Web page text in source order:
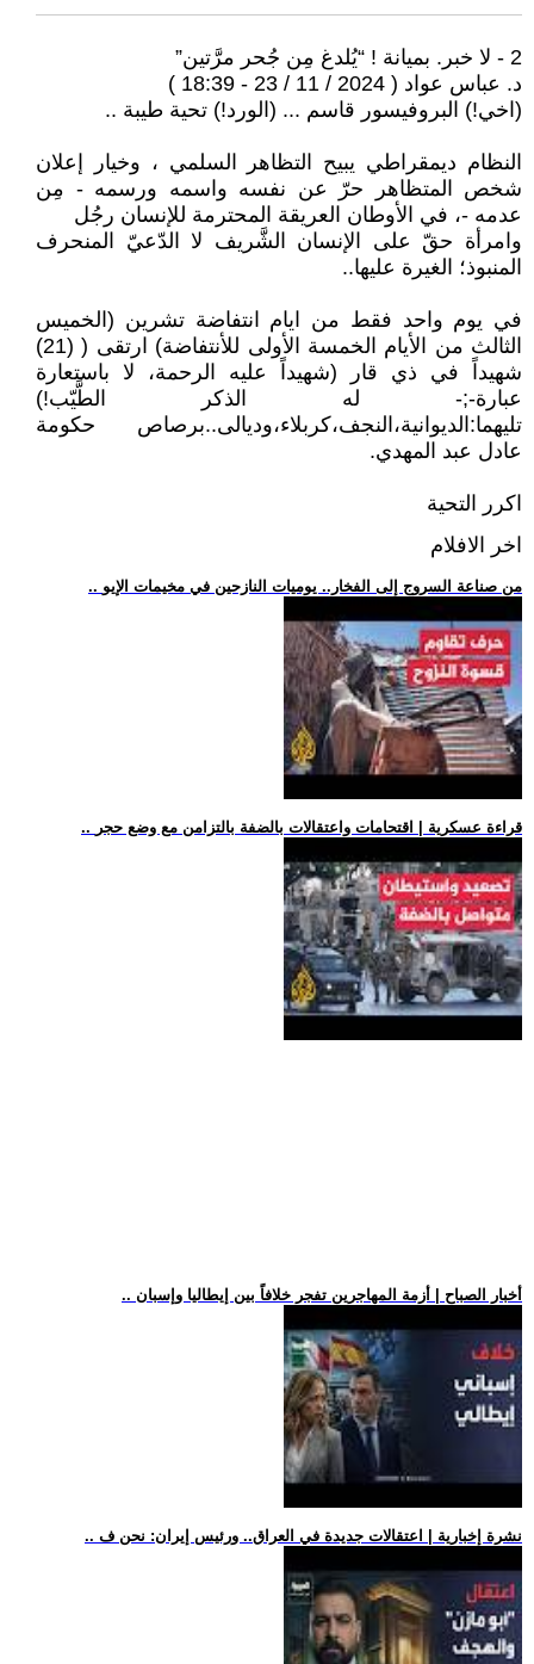
2 - لا خبر. بميانة ! “يُلدغ مِن جُحر مرَّتين”
د. عباس عواد ( 2024 / 11 / 23 - 18:39 )
(اخي!) البروفيسور قاسم ... (الورد!) تحية طيبة ..
النظام ديمقراطي يبيح التظاهر السلمي ، وخيار إعلان
شخص المتظاهر حرّ عن نفسه واسمه ورسمه - مِن
عدمه -، في الأوطان العريقة المحترمة للإنسان رجُل
وامرأة حقّ على الإنسان الشَّريف لا الدّعيّ المنحرف
المنبوذ؛ الغيرة عليها..
في يوم واحد فقط من ايام انتفاضة تشرين (الخميس
الثالث من الأيام الخمسة الأولى للأنتفاضة) ارتقى ( (21)
شهيداً في ذي قار (شهيداً عليه الرحمة، لا باستعارة
عبارة-;- له الذكر الطَّيّب!)
تليهما:الديوانية،النجف،كربلاء،وديالى..برصاص حكومة
عادل عبد المهدي.
اكرر التحية
اخر الافلام
.. من صناعة السروج إلى الفخار.. يوميات النازحين في مخيمات الإيو
.. قراءة عسكرية | اقتحامات واعتقالات بالضفة بالتزامن مع وضع حجر
.. أخبار الصباح | أزمة المهاجرين تفجر خلافاً بين إيطاليا وإسبان
.. نشرة إخبارية | اعتقالات جديدة في العراق.. ورئيس إيران: نحن ف